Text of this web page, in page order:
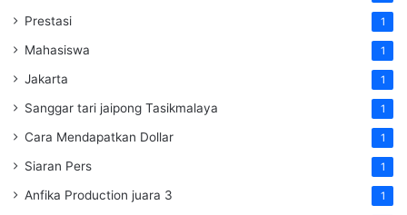
Prestasi 1
Mahasiswa 1
Jakarta 1
Sanggar tari jaipong Tasikmalaya 1
Cara Mendapatkan Dollar 1
Siaran Pers 1
Anfika Production juara 3 1